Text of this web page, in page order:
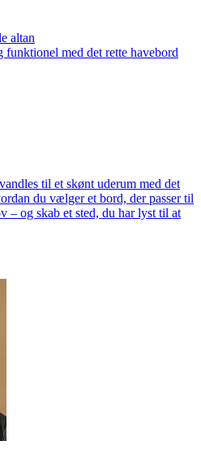
altan
med det rette havebord
til et skønt uderum med det
du vælger et bord, der passer til
– og skab et sted, du har lyst til at